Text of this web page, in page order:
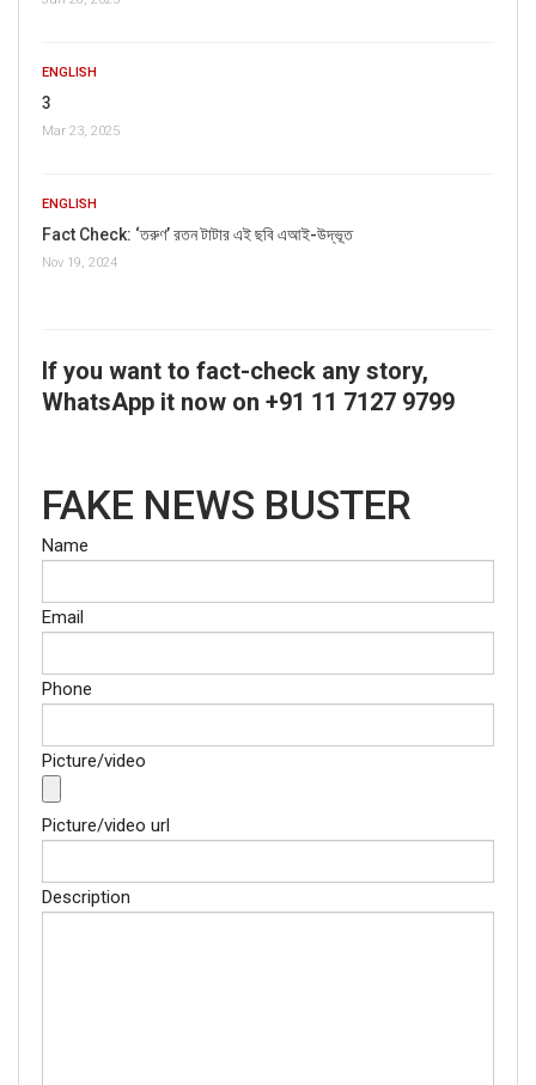
ENGLISH
3
Mar 23, 2025
ENGLISH
Fact Check: ‘তরুণ’ রতন টাটার এই ছবি এআই-উদ্ভূত
Nov 19, 2024
If you want to fact-check any story,
WhatsApp it now on +91 11 7127 9799
FAKE NEWS BUSTER
Name
Email
Phone
Picture/video
Picture/video url
Description